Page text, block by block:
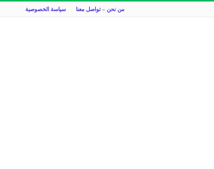
من نحن – تواصل معنا سياسة الخصوصية